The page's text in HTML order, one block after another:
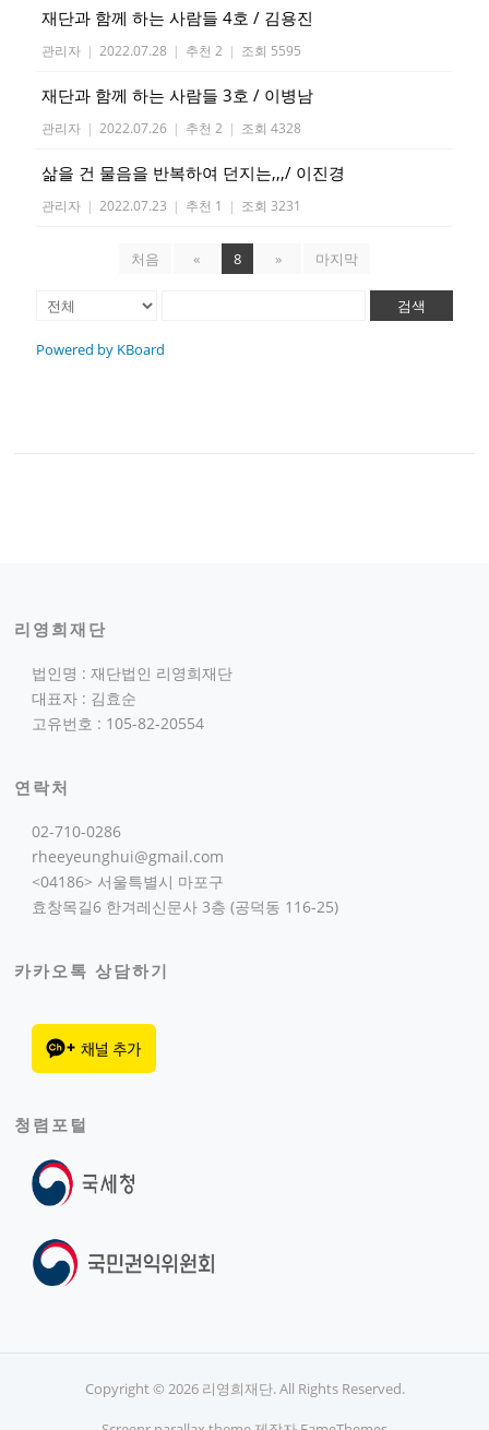
재단과 함께 하는 사람들 4호 / 김용진
관리자 | 2022.07.28 | 추천 2 | 조회 5595
재단과 함께 하는 사람들 3호 / 이병남
관리자 | 2022.07.26 | 추천 2 | 조회 4328
삶을 건 물음을 반복하여 던지는,,,/ 이진경
관리자 | 2022.07.23 | 추천 1 | 조회 3231
처음 « 8 » 마지막
검색
Powered by KBoard
리영희재단
법인명 : 재단법인 리영희재단
대표자 : 김효순
고유번호 : 105-82-20554
연락처
02-710-0286
rheeyeunghui@gmail.com
<04186> 서울특별시 마포구
효창목길6 한겨레신문사 3층 (공덕동 116-25)
카카오톡 상담하기
청렴포털
Copyright © 2026 리영희재단. All Rights Reserved.